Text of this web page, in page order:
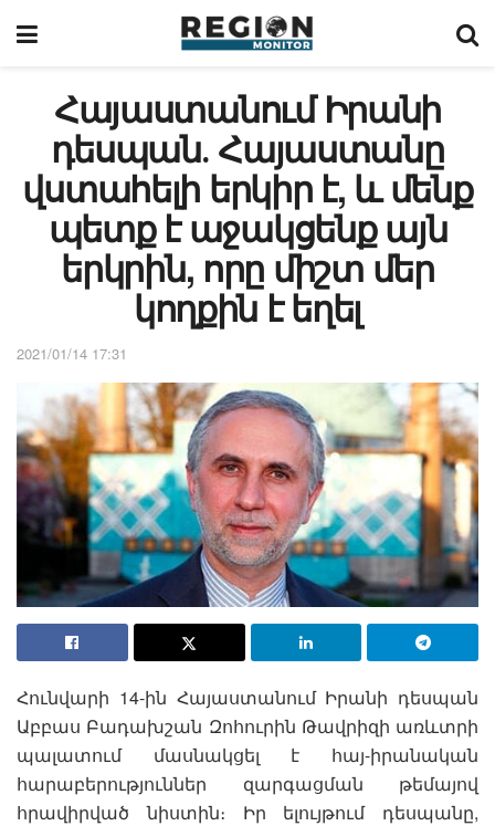
Հայաստանում Իրանի
դեսպան․ Հայաստանը
վստահելի երկիր է, և մենք
պետք է աջակցենք այն
երկրին, որը միշտ մեր
կողքին է եղել
2021/01/14 17:31
Հունվարի 14-ին Հայաստանում Իրանի դեսպան
Աբբաս Բադախշան Զոհուրին Թավրիզի առևտրի
պալատում մասնակցել է հայ-իրանական
հարաբերություններ զարգացման թեմայով
հրավիրված նիստին։ Իր ելույթում դեսպանը,